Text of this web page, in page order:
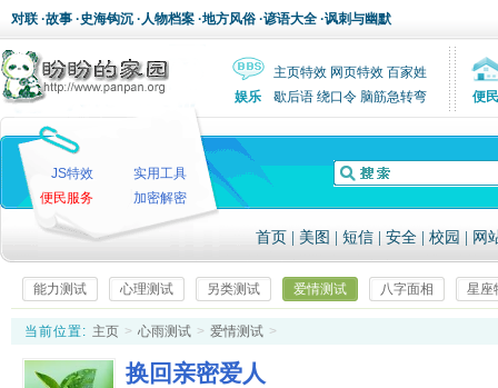
对联 ·故事 ·史海钩沉 ·人物档案 ·地方风俗 ·谚语大全 ·讽刺与幽默
主页特效 网页特效 百家姓
娱乐
歇后语 绕口令 脑筋急转弯 便民
JS特效
实用工具
便民服务
加密解密
首页 美图 短信 安全 校园 网
能力测试 心理测试 另类测试 爱情测试 八字面相 星座
当前位置: 主页 > 心雨测试 > 爱情测试 >
换回亲密爱人